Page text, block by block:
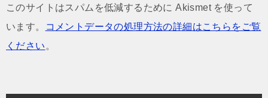
このサイトはスパムを低減するために Akismet を使って
います。
コメントデータの処理方法の詳細はこちらをご覧
ください 。